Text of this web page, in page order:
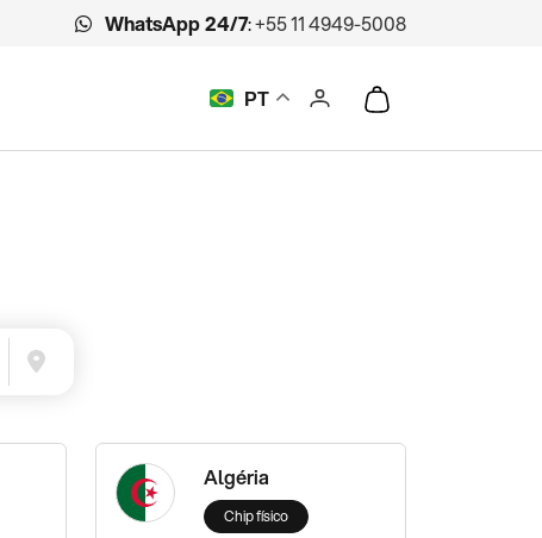
WhatsApp 24/7:+55 11 4949-5008
PT
Algéria
Chip físico